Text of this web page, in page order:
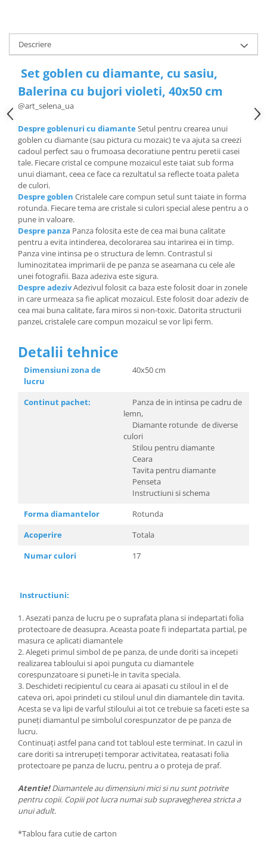
Descriere
Set goblen cu diamante, cu sasiu,
Balerina cu bujori violeti, 40x50 cm
@art_selena_ua
Despre goblenuri cu diamanteSetul pentru crearea unui
goblen cu diamante (sau pictura cu mozaic) te va ajuta sa creezi
cadoul perfect sau o frumoasa decoratiune pentru peretii casei
tale. Fiecare cristal ce compune mozaicul este taiat sub forma
unui diamant, ceea ce face ca rezultatul sa reflecte toata paleta
de culori.
Despre goblen Cristalele care compun setul sunt taiate in forma
rotunda. Fiecare tema are cristale si culori special alese pentru a o
pune in valoare.
Despre panza Panza folosita este de cea mai buna calitate
pentru a evita intinderea, decolorarea sau intarirea ei in timp.
Panza vine intinsa pe o structura de lemn. Contrastul si
luminozitatea imprimarii de pe panza se aseamana cu cele ale
unei fotografii. Baza adeziva este sigura.
Despre adezivAdezivul folosit ca baza este folosit doar in zonele
in care urmeaza sa fie aplicat mozaicul. Este folosit doar adeziv de
cea mai buna calitate, fara miros si non-toxic. Datorita structurii
panzei, cristalele care compun mozaicul se vor lipi ferm.
Detalii tehnice
Dimensiuni zona de
lucru
40x50 cm
Continut pachet:
Panza de in intinsa pe cadru de
lemn,
Diamante rotunde de diverse
culori
Stilou pentru diamante
Ceara
Tavita pentru diamante
Penseta
Instructiuni si schema
Forma diamantelor
Rotunda
Acoperire
Totala
Numar culori
17
Instructiuni:
1. Asezati panza de lucru pe o suprafata plana si indepartati folia
protectoare de deasupra. Aceasta poate fi indepartata partial, pe
masura ce aplicati diamantele
2. Alegeti primul simbol de pe panza, de unde doriti sa incepeti
realizarea tabloului si apoi punguta cu diamantele
corespunzatoare si puneti-le in tavita speciala.
3. Deschideti recipientul cu ceara ai apasati cu stiloul in el de
cateva ori, apoi prindeti cu stiloul unul din diamantele din tavita.
Acesta se va lipi de varful stiloului ai tot ce trebuie sa faceti este sa
puneți diamantul pe simbolul corespunzator de pe panza de
lucru.
Continuați astfel pana cand tot tabloul este terminat. In cazul in
care doriti sa intrerupeți temporar activitatea, reatasati folia
protectoare pe panza de lucru, pentru a o proteja de praf.
Atentie!Diamantele au dimensiuni mici si nu sunt potrivite
pentru copii. Copiii pot lucra numai sub supravegherea stricta a
unui adult.
*Tablou fara cutie de carton